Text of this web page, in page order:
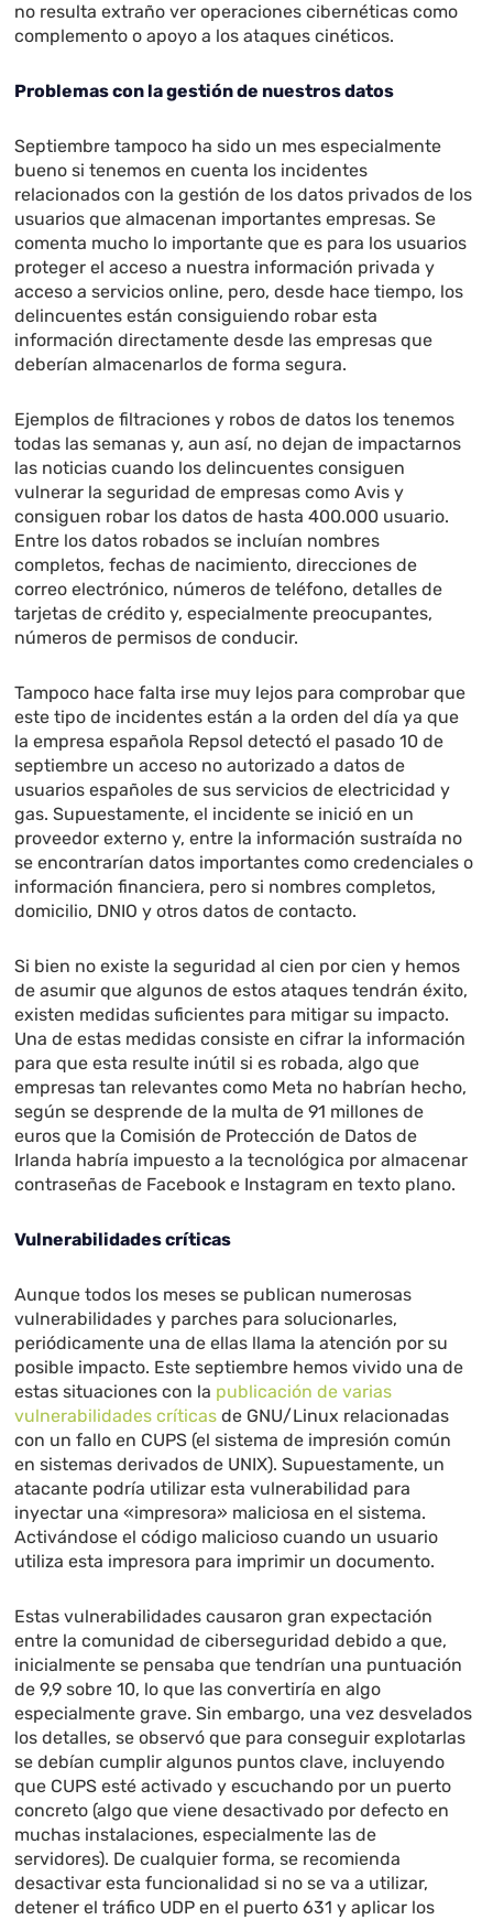
no resulta extraño ver operaciones cibernéticas como
complemento o apoyo a los ataques cinéticos.
Problemas con la gestión de nuestros datos
Septiembre tampoco ha sido un mes especialmente
bueno si tenemos en cuenta los incidentes
relacionados con la gestión de los datos privados de los
usuarios que almacenan importantes empresas. Se
comenta mucho lo importante que es para los usuarios
proteger el acceso a nuestra información privada y
acceso a servicios online, pero, desde hace tiempo, los
delincuentes están consiguiendo robar esta
información directamente desde las empresas que
deberían almacenarlos de forma segura.
Ejemplos de filtraciones y robos de datos los tenemos
todas las semanas y, aun así, no dejan de impactarnos
las noticias cuando los delincuentes consiguen
vulnerar la seguridad de empresas como Avis y
consiguen robar los datos de hasta 400.000 usuario.
Entre los datos robados se incluían nombres
completos, fechas de nacimiento, direcciones de
correo electrónico, números de teléfono, detalles de
tarjetas de crédito y, especialmente preocupantes,
números de permisos de conducir.
Tampoco hace falta irse muy lejos para comprobar que
este tipo de incidentes están a la orden del día ya que
la empresa española Repsol detectó el pasado 10 de
septiembre un acceso no autorizado a datos de
usuarios españoles de sus servicios de electricidad y
gas. Supuestamente, el incidente se inició en un
proveedor externo y, entre la información sustraída no
se encontrarían datos importantes como credenciales o
información financiera, pero si nombres completos,
domicilio, DNIO y otros datos de contacto.
Si bien no existe la seguridad al cien por cien y hemos
de asumir que algunos de estos ataques tendrán éxito,
existen medidas suficientes para mitigar su impacto.
Una de estas medidas consiste en cifrar la información
para que esta resulte inútil si es robada, algo que
empresas tan relevantes como Meta no habrían hecho,
según se desprende de la multa de 91 millones de
euros que la Comisión de Protección de Datos de
Irlanda habría impuesto a la tecnológica por almacenar
contraseñas de Facebook e Instagram en texto plano.
Vulnerabilidades críticas
Aunque todos los meses se publican numerosas
vulnerabilidades y parches para solucionarles,
periódicamente una de ellas llama la atención por su
posible impacto. Este septiembre hemos vivido una de
estas situaciones con la publicación de varias
vulnerabilidades críticas de GNU/Linux relacionadas
con un fallo en CUPS (el sistema de impresión común
en sistemas derivados de UNIX). Supuestamente, un
atacante podría utilizar esta vulnerabilidad para
inyectar una «impresora» maliciosa en el sistema.
Activándose el código malicioso cuando un usuario
utiliza esta impresora para imprimir un documento.
Estas vulnerabilidades causaron gran expectación
entre la comunidad de ciberseguridad debido a que,
inicialmente se pensaba que tendrían una puntuación
de 9,9 sobre 10, lo que las convertiría en algo
especialmente grave. Sin embargo, una vez desvelados
los detalles, se observó que para conseguir explotarlas
se debían cumplir algunos puntos clave, incluyendo
que CUPS esté activado y escuchando por un puerto
concreto (algo que viene desactivado por defecto en
muchas instalaciones, especialmente las de
servidores). De cualquier forma, se recomienda
desactivar esta funcionalidad si no se va a utilizar,
detener el tráfico UDP en el puerto 631 y aplicar los